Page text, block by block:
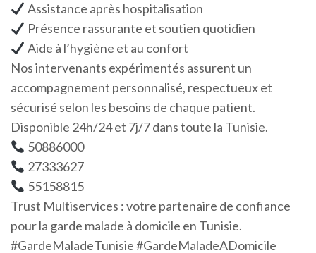
Assistance après hospitalisation
Présence rassurante et soutien quotidien
Aide à l’hygiène et au confort
Nos intervenants expérimentés assurent un
accompagnement personnalisé, respectueux et
sécurisé selon les besoins de chaque patient.
Disponible 24h/24 et 7j/7 dans toute la Tunisie.
50886000
27333627
55158815
Trust Multiservices : votre partenaire de confiance
pour la garde malade à domicile en Tunisie.
#GardeMaladeTunisie #GardeMaladeADomicile